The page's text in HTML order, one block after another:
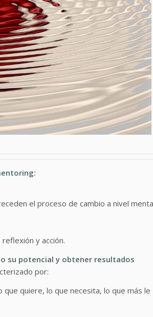
el proceso de cambio a nivel
y acción.
su potencial y obtener resultados
por:
quiere, lo que necesita, lo que más le